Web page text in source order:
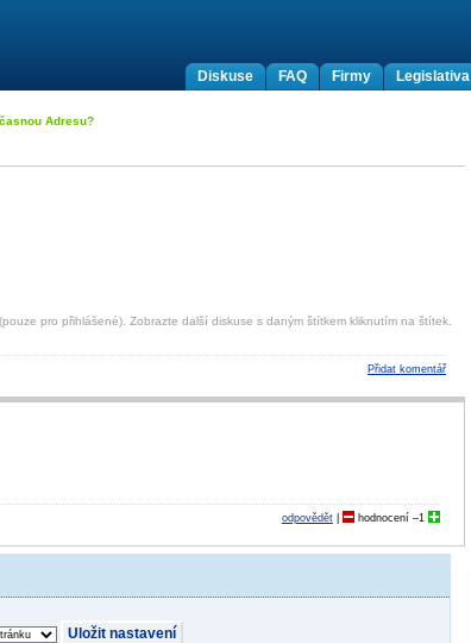
Legislativa
Firmy
FAQ
Diskuse
Adresu?
pro přihlášené). Zobrazte další diskuse s daným štítkem kliknutím na štítek.
Přidat komentář
odpovědět| hodnocení –1